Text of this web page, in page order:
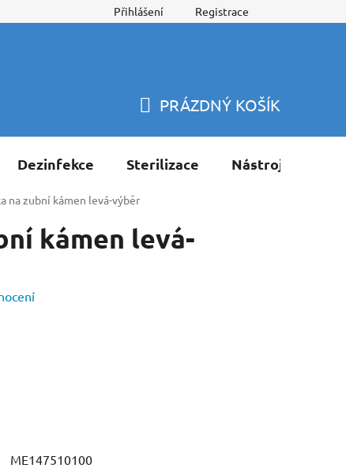
Přihlášení Registrace
KOŠÍK
PRÁZDNÝ KOŠÍK
Dezinfekce Sterilizace Nástroje
na zubní kámen levá-výběr
kámen levá-
ME147510100